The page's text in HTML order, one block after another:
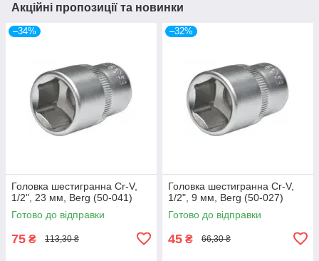
Акційні пропозиції та новинки
–34%
Головка шестигранна Cr-V,
1/2", 23 мм, Berg (50-041)
Готово до відправки
75 ₴ 113,30 ₴
–32%
Головка шестигранна Cr-V,
1/2", 9 мм, Berg (50-027)
Готово до відправки
45 ₴ 66,30 ₴